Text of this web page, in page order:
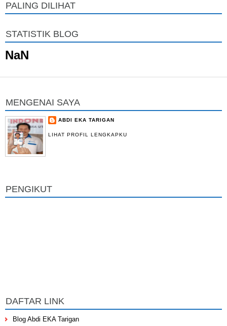
PALING DILIHAT
STATISTIK BLOG
NaN
MENGENAI SAYA
ABDI EKA TARIGAN
LIHAT PROFIL LENGKAPKU
PENGIKUT
DAFTAR LINK
Blog Abdi EKA Tarigan